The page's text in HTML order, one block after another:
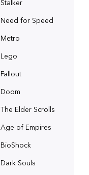
Stalker
Need for Speed
Metro
Lego
Fallout
Doom
The Elder Scrolls
Age of Empires
BioShock
Dark Souls